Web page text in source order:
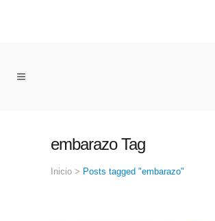
embarazo Tag
Inicio > Posts tagged "embarazo"